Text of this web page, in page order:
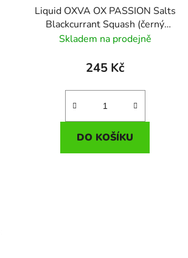
Liquid OXVA OX PASSION Salts
Blackcurrant Squash (černý
rybíz s hroznovým vínem) 10ml
Skladem na prodejně
245 Kč
DO KOŠÍKU